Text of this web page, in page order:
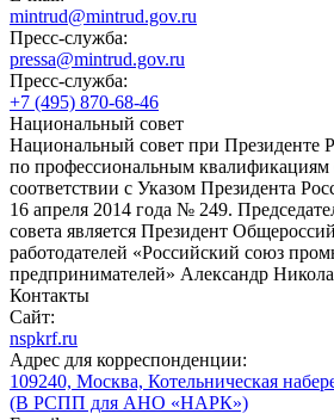
mintrud@mintrud.gov.ru
Пресс-служба:
pressa@mintrud.gov.ru
Пресс-служба:
+7 (495) 870-68-46
Национальный совет
Национальный совет при Президенте
по профессиональным квалификациям
соответствии с Указом Президента
16 апреля 2014 года № 249.
совета является Президент
работодателей «Российский союз
предпринимателей» Александр
Контакты
Сайт:
nspkrf.ru
Адрес для корреспонденции:
109240, Москва, Котельническая
(В РСПП для АНО «НАРК»)